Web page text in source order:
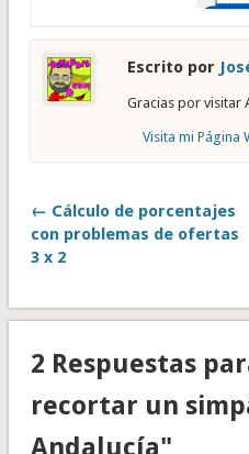
Escrito por
Gracias por visitar
Visita mi Página
← Cálculo de porcentajes
con problemas de ofertas
3 x 2
2 Respuestas
recortar un
Andalucía"